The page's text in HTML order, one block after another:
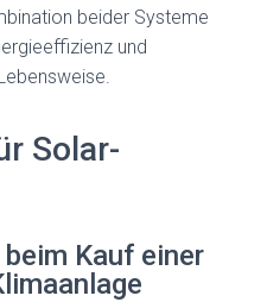
beider Systeme
und
Solar-
Kauf einer